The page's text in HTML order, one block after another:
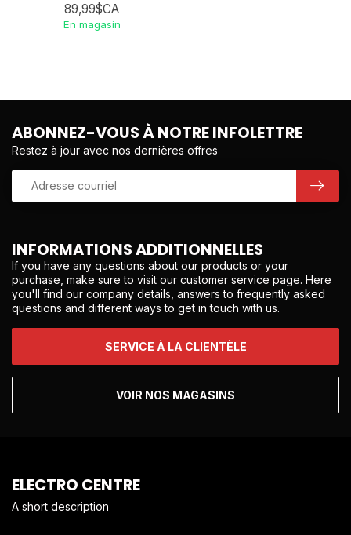
89,99$CA
En magasin
INFORMATIONS ADDITIONNELLES
If you have any questions about our products or your
purchase, make sure to visit our customer service page. Here
you'll find our company details, answers to frequently asked
questions and different ways to get in touch with us.
SERVICE À LA CLIENTÈLE
VOIR NOS MAGASINS
ABONNEZ-VOUS À NOTRE INFOLETTRE
Restez à jour avec nos dernières offres
ELECTRO CENTRE
A short description